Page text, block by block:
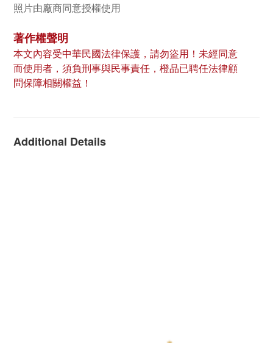
照片由廠商同意授權使用
著作權聲明
本文內容受中華民國法律保護，請勿盜用！未經同意
而使用者，須負刑事與民事責任，橙品已聘任法律顧
問保障相關權益！
Additional Details